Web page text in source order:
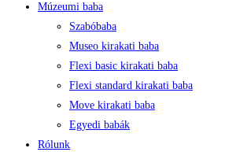
Múzeumi baba
Szabóbaba
Museo kirakati baba
Flexi basic kirakati baba
Flexi standard kirakati baba
Move kirakati baba
Egyedi babák
Rólunk